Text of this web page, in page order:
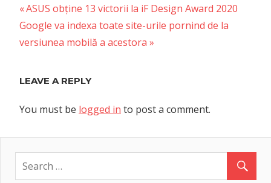
Post
navigation
Previous
Post:
ASUS obține 13 victorii la iF Design Award 2020
Next
Post:
Google va indexa toate site-urile pornind de la
versiunea mobilă a acestora
LEAVE A REPLY
You must be logged in to post a comment.